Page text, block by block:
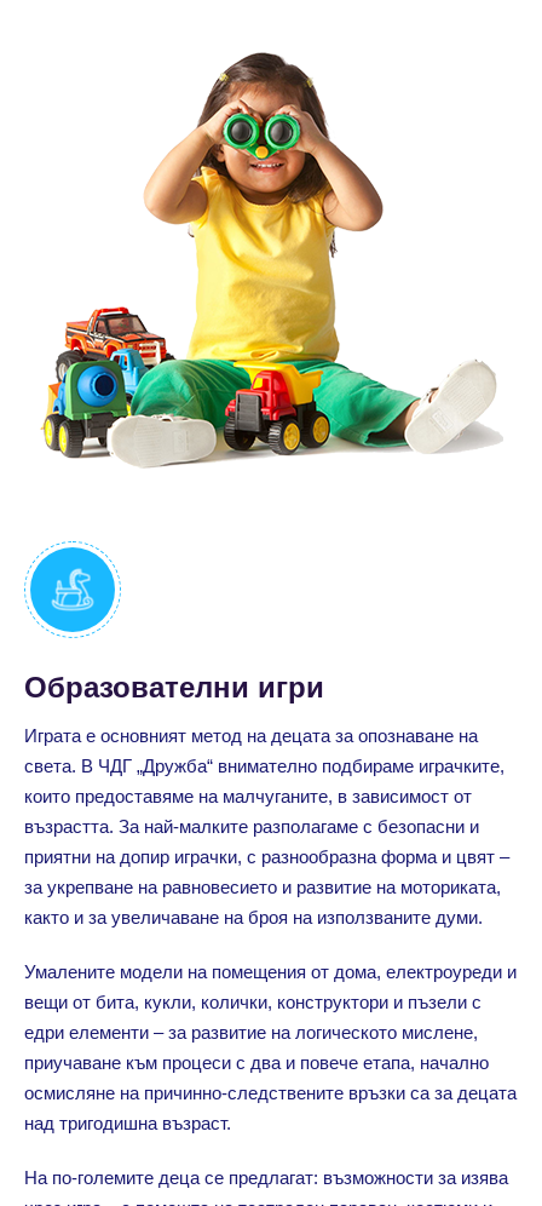
Образователни игри
Играта е основният метод на децата за опознаване на
света. В ЧДГ „Дружба“ внимателно подбираме играчките,
които предоставяме на малчуганите, в зависимост от
възрастта. За най-малките разполагаме с безопасни и
приятни на допир играчки, с разнообразна форма и цвят –
за укрепване на равновесието и развитие на моториката,
както и за увеличаване на броя на използваните думи.
Умалените модели на помещения от дома, електроуреди и
вещи от бита, кукли, колички, конструктори и пъзели с
едри елементи – за развитие на логическото мислене,
приучаване към процеси с два и повече етапа, начално
осмисляне на причинно-следствените връзки са за децата
над тригодишна възраст.
На по-големите деца се предлагат: възможности за изява